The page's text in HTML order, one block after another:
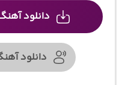
دانلود آهنگ
دانلود